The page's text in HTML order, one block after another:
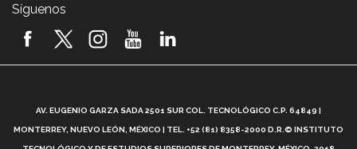
2026! (video)
¿Cómo es el Modelo Educativo Tec? (video)
Síguenos
AV. EUGENIO GARZA SADA 2501 SUR COL. TECNOLÓGICO C.P. 64849 |
MONTERREY, NUEVO LEÓN, MÉXICO | TEL. +52 (81) 8358-2000 D.R.© INSTITUTO